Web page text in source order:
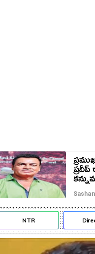
NTR Director